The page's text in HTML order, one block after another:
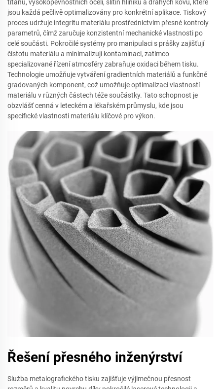
titanu, vysokopevnostních ocelí, slitin hliníku a drahých kovů, které
jsou každá pečlivě optimalizovány pro konkrétní aplikace. Tiskový
proces udržuje integritu materiálu prostřednictvím přesné kontroly
parametrů, čímž zaručuje konzistentní mechanické vlastnosti po
celé součásti. Pokročilé systémy pro manipulaci s prášky zajišťují
čistotu materiálu a minimalizují kontaminaci, zatímco
specializované řízení atmosféry zabraňuje oxidaci během tisku.
Technologie umožňuje vytváření gradientních materiálů a funkčně
gradovaných komponent, což umožňuje optimalizaci vlastností
materiálu v různých částech téže součástky. Tato schopnost je
obzvlášť cenná v leteckém a lékařském průmyslu, kde jsou
specifické vlastnosti materiálu klíčové pro výkon.
Řešení přesného inženýrství
Služba metalografického tisku zajišťuje výjimečnou přesnost